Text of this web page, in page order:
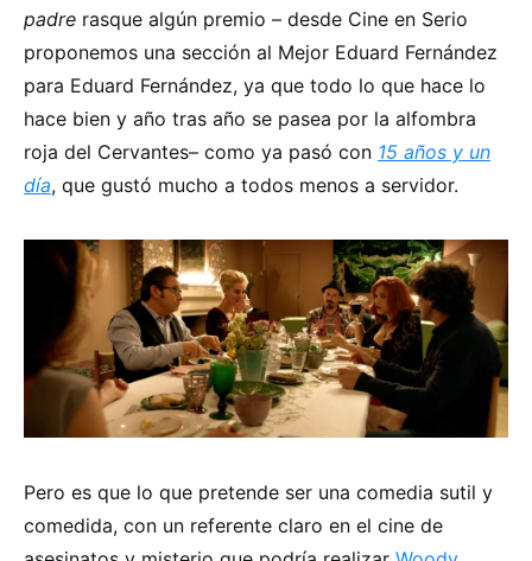
padre rasque algún premio – desde Cine en Serio
proponemos una sección al Mejor Eduard Fernández
para Eduard Fernández, ya que todo lo que hace lo
hace bien y año tras año se pasea por la alfombra
roja del Cervantes– como ya pasó con 15 años y un
día, que gustó mucho a todos menos a servidor.
Pero es que lo que pretende ser una comedia sutil y
comedida, con un referente claro en el cine de